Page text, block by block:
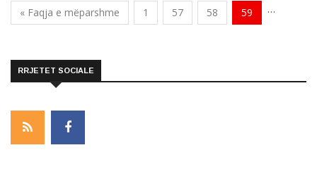
e cila është drejtuar nga nënkryetari i […]
« Faqja e mëparshme 1 …
57 58 59
RRJETET SOCIALE